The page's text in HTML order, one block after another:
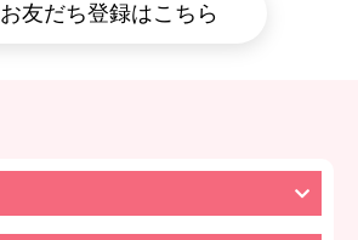
お友だち登録はこちら